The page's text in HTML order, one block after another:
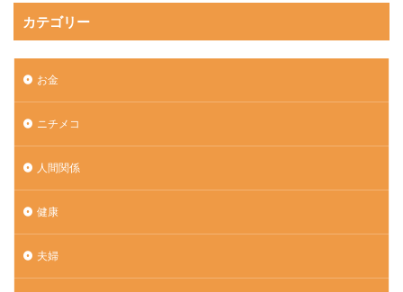
カテゴリー
お金
ニチメコ
人間関係
健康
夫婦